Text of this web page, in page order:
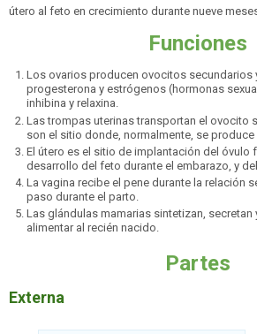
útero al feto en crecimiento durante nueve
Funciones
Los ovarios producen ovocitos secundarios
progesterona y estrógenos (hormonas
inhibina y relaxina.
Las trompas uterinas transportan el ovocito
son el sitio donde, normalmente, se produce
El útero es el sitio de implantación del óvulo
desarrollo del feto durante el embarazo, y
La vagina recibe el pene durante la relación
paso durante el parto.
Las glándulas mamarias sintetizan, secretan
alimentar al recién nacido.
Partes
Externa